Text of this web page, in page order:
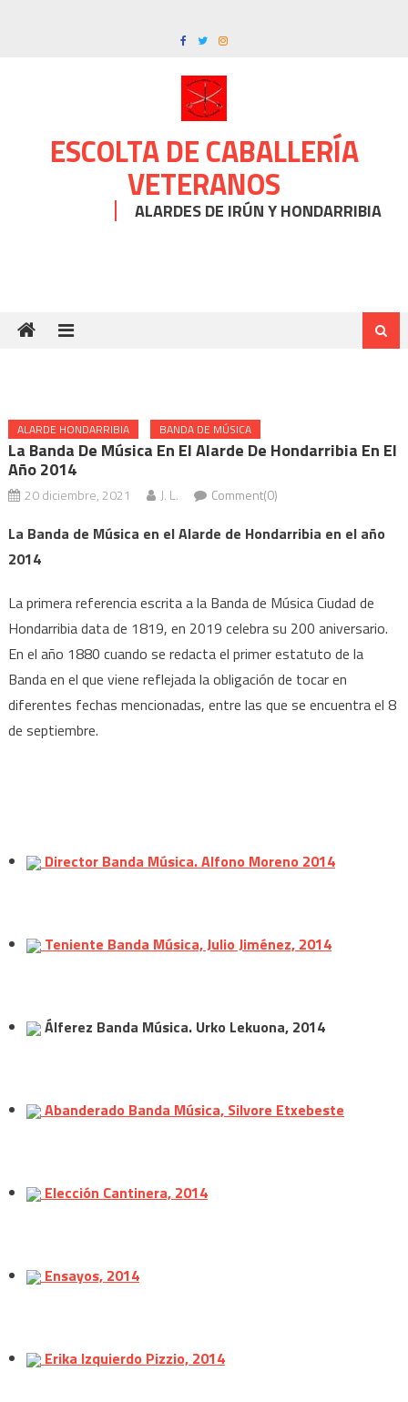
ESCOLTA DE CABALLERÍA
VETERANOS
ALARDES DE IRÚN Y HONDARRIBIA
ALARDE HONDARRIBIA BANDA DE MÚSICA
La Banda De Música En El Alarde De Hondarribia En El
Año 2014
20 diciembre, 2021 J. L. Comment(0)
La Banda de Música en el Alarde de Hondarribia en el año
2014
La primera referencia escrita a la Banda de Música Ciudad de
Hondarribia data de 1819, en 2019 celebra su 200 aniversario.
En el año 1880 cuando se redacta el primer estatuto de la
Banda en el que viene reflejada la obligación de tocar en
diferentes fechas mencionadas, entre las que se encuentra el 8
de septiembre.
Director Banda Música. Alfono Moreno 2014
Teniente Banda Música, Julio Jiménez, 2014
Álferez Banda Música. Urko Lekuona, 2014
Abanderado Banda Música, Silvore Etxebeste
Elección Cantinera, 2014
Ensayos, 2014
Erika Izquierdo Pizzio, 2014